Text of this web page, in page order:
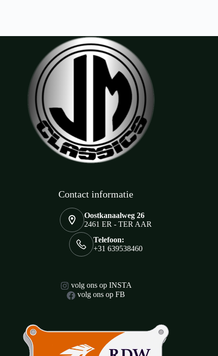
Contact informatie
Oostkanaalweg 26
2461 ER - TER AAR
Telefoon:
+31 639538460
volg ons op INSTA
volg ons op FB